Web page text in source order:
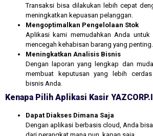
Transaksi bisa dilakukan lebih cepat
meningkatkan kepuasan pelanggan.
Mengoptimalkan Pengelolaan Stok
Aplikasi kami memudahkan Anda untuk
mencegah kehabisan barang yang penting.
Meningkatkan Analisis Bisnis
Dengan laporan yang lengkap dan
membuat keputusan yang lebih
bisnis Anda.
Kenapa Pilih Aplikasi Kasir
Dapat Diakses Dimana Saja
Dengan aplikasi berbasis cloud, Anda